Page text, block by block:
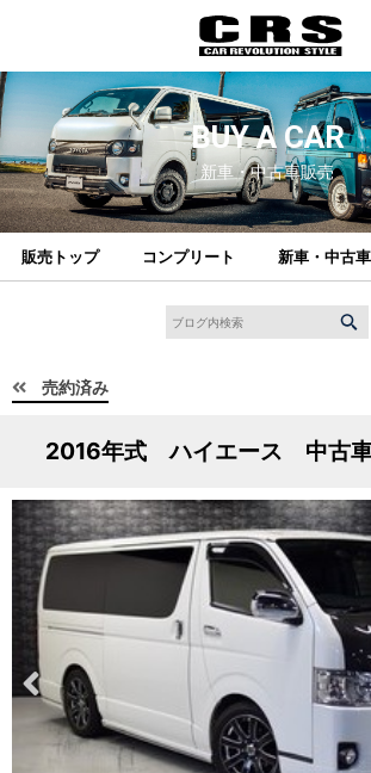
BUY A CAR
新車・中古車販売
販売トップ コンプリート 新車・中古
売約済み
2016年式 ハイエース 中古